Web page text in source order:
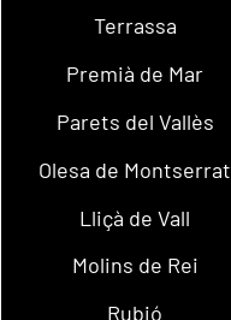
Terrassa
Premià de Mar
Parets del Vallès
Olesa de Montserrat
Lliçà de Vall
Molins de Rei
Rubió